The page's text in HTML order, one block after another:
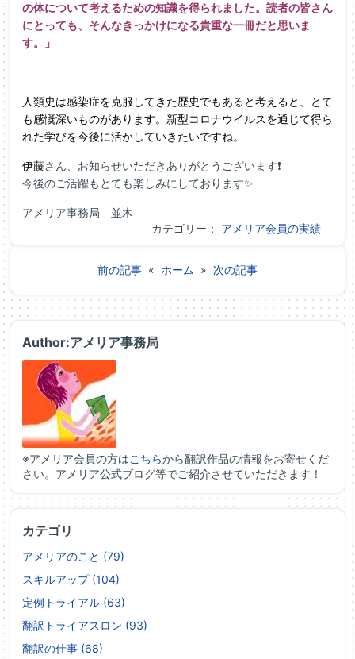
の体について考えるための知識を得られました。読者の皆さん
にとっても、そんなきっかけになる貴重な一冊だと思いま
す。」
人類史は感染症を克服してきた歴史でもあると考えると、とて
も感慨深いものがあります。新型コロナウイルスを通じて得ら
れた学びを今後に活かしていきたいですね。
伊藤さん、お知らせいただきありがとうございます❗
今後のご活躍もとても楽しみにしております✨
アメリア事務局 並木
カテゴリー： アメリア会員の実績
前の記事 « ホーム » 次の記事
Author:アメリア事務局
※アメリア会員の方はこちらから翻訳作品の情報をお寄せくだ
さい。アメリア公式ブログ等でご紹介させていただきます！
カテゴリ
アメリアのこと (79)
スキルアップ (104)
定例トライアル (63)
翻訳トライアスロン (93)
翻訳の仕事 (68)